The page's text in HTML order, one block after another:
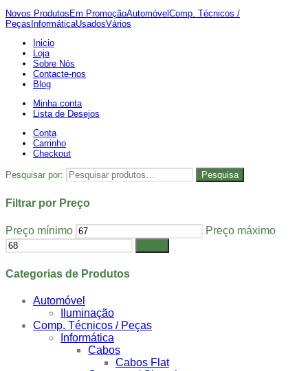
Novos Produtos Em PromoçãoAutomóvel Comp. Técnicos /
Peças InformáticaUsadosVários
Inicio
Loja
Sobre Nós
Contacte-nos
Blog
Minha conta
Lista de Desejos
Conta
Carrinho
Checkout
Pesquisar por: Pesquisa
Filtrar por Preço
Preço mínimo Preço máximo
Categorias de Produtos
Automóvel
Iluminação
Comp. Técnicos / Peças
Informática
Cabos
Cabos Flat